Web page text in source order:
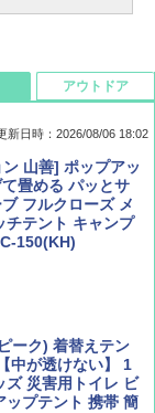
６年 ９月号 [雑
)
イ タイ北部の魅
の歩き方D アジア
新日時：2026/08/06 18:02
山善] ポップアッ
畳める パッとサ
フルクローズ メ
チテント キャンプ
150(KH)
ーク) 着替えテン
中が透けない】 1
ズ 災害用トイレ ビ
ップテント 携帯 簡
アウトドア